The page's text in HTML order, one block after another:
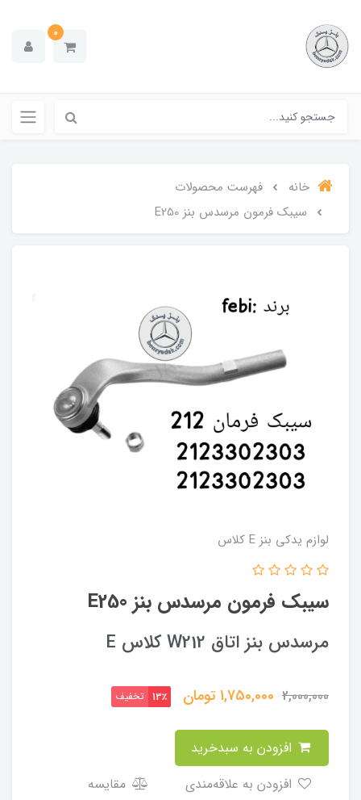
0
خانه
فهرست محصولات
سیبک فرمون مرسدس بنز E250
لوازم یدکی بنز E کلاس
سیبک فرمون مرسدس بنز E250
مرسدس بنز اتاق W212 کلاس E
2,000,000
1,750,000تومان 13٪ تخفیف
مقایسه